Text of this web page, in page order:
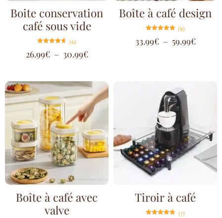
Boite conservation
café sous vide
4.67
sur 5
(6)
26.99€ – 30.99€
Boîte à café design
4.88
sur 5
(8)
33.99€ – 59.99€
Boîte à café avec
valve
Tiroir à café
(7)